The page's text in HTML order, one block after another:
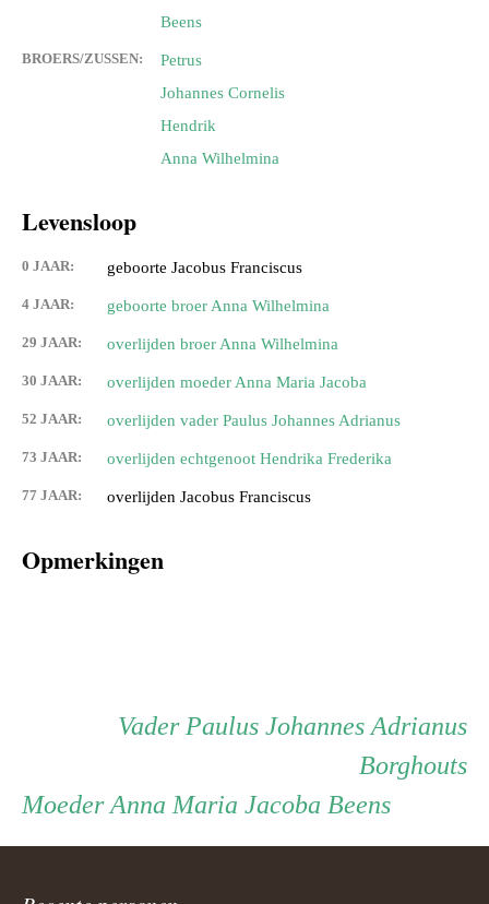
Beens
BROERS/ZUSSEN:
Petrus
Johannes Cornelis
Hendrik
Anna Wilhelmina
Levensloop
0 JAAR: geboorte Jacobus Franciscus
4 JAAR: geboorte broer Anna Wilhelmina
29 JAAR: overlijden broer Anna Wilhelmina
30 JAAR: overlijden moeder Anna Maria Jacoba
52 JAAR: overlijden vader Paulus Johannes Adrianus
73 JAAR: overlijden echtgenoot Hendrika Frederika
77 JAAR: overlijden Jacobus Franciscus
Opmerkingen
Persoon
ouder
Vader Vader
Paulus Johannes Adrianus
Borghouts
Moeder Moeder
Anna Maria Jacoba Beens